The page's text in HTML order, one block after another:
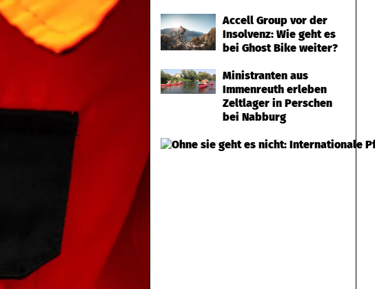
Accell Group vor der
Insolvenz: Wie geht es
bei Ghost Bike weiter?
Ministranten aus
Immenreuth erleben
Zeltlager in Perschen
bei Nabburg